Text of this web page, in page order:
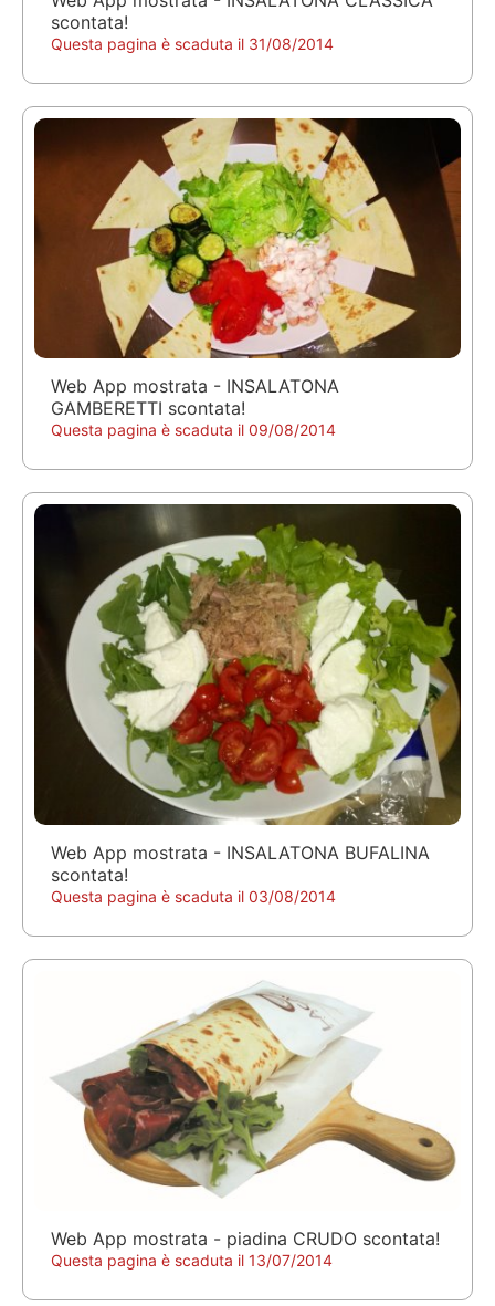
scontata!
Questa pagina è scaduta il 31/08/2014
Web App mostrata - INSALATONA
GAMBERETTI scontata!
Questa pagina è scaduta il 09/08/2014
Web App mostrata - INSALATONA BUFALINA
scontata!
Questa pagina è scaduta il 03/08/2014
Web App mostrata - piadina CRUDO scontata!
Questa pagina è scaduta il 13/07/2014